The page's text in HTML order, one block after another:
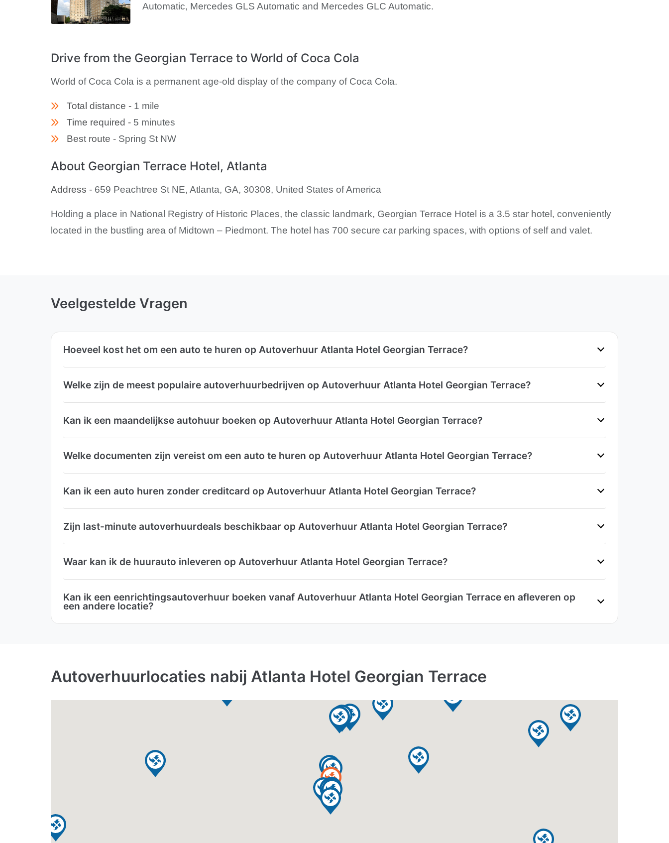
Automatic, Mercedes GLS Automatic and Mercedes GLC Automatic.
Drive from the Georgian Terrace to World of Coca Cola
World of Coca Cola is a permanent age-old display of the company of Coca Cola.
Total distance - 1 mile
Time required - 5 minutes
Best route - Spring St NW
About Georgian Terrace Hotel, Atlanta
Address - 659 Peachtree St NE, Atlanta, GA, 30308, United States of America
Holding a place in National Registry of Historic Places, the classic landmark, Georgian Terrace Hotel is a 3.5 star hotel, conveniently
located in the bustling area of Midtown – Piedmont. The hotel has 700 secure car parking spaces, with options of self and valet.
Veelgestelde Vragen
Hoeveel kost het om een auto te huren op Autoverhuur Atlanta Hotel Georgian Terrace?
Welke zijn de meest populaire autoverhuurbedrijven op Autoverhuur Atlanta Hotel Georgian Terrace?
Kan ik een maandelijkse autohuur boeken op Autoverhuur Atlanta Hotel Georgian Terrace?
Welke documenten zijn vereist om een auto te huren op Autoverhuur Atlanta Hotel Georgian Terrace?
Kan ik een auto huren zonder creditcard op Autoverhuur Atlanta Hotel Georgian Terrace?
Zijn last-minute autoverhuurdeals beschikbaar op Autoverhuur Atlanta Hotel Georgian Terrace?
Waar kan ik de huurauto inleveren op Autoverhuur Atlanta Hotel Georgian Terrace?
Kan ik een eenrichtingsautoverhuur boeken vanaf Autoverhuur Atlanta Hotel Georgian Terrace en afleveren op
een andere locatie?
Autoverhuurlocaties nabij Atlanta Hotel Georgian Terrace